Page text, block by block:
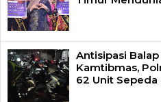
Antisipasi
Kamtibmas,
62 Unit